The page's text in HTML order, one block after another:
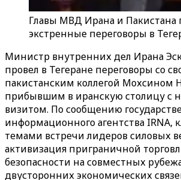
Главы МВД Ирана и Пакистана
экстренные переговоры в
Министр внутренних дел Ирана
провел в Тегеране переговоры со
пакистанским коллегой Мохсином
прибывшим в иранскую столицу с
визитом. По сообщению
информационного агентства IRNA,
темами встречи лидеров силовых
активизация приграничной
безопасности на совместных
двусторонних экономических